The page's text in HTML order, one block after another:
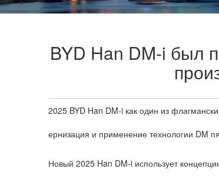
BYD Han DM-i был
2025 BYD Han DM-i как один из
ернизация и применение технологии DM
Новый 2025 Han DM-i использует